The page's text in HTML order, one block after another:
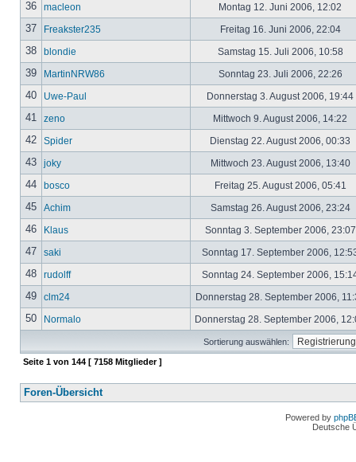
36 macleon Montag 12. Juni 2006, 12:02
37 Freakster235 Freitag 16. Juni 2006, 22:04
38 blondie Samstag 15. Juli 2006, 10:58
39 MartinNRW86 Sonntag 23. Juli 2006, 22:26
40 Uwe-Paul Donnerstag 3. August 2006, 19:44
41 zeno Mittwoch 9. August 2006, 14:22
42 Spider Dienstag 22. August 2006, 00:33
43 joky Mittwoch 23. August 2006, 13:40
44 bosco Freitag 25. August 2006, 05:41
45 Achim Samstag 26. August 2006, 23:24
46 Klaus Sonntag 3. September 2006,
47 saki Sonntag 17. September 2006,
48 rudolff Sonntag 24. September 2006,
49 clm24 Donnerstag 28. September 2006,
50 Normalo Donnerstag 28. September 2006,
Sortierung auswählen:
Seite 1 von 144 [ 7158 Mitglieder ]
Foren-Übersicht
Powered by
Deutsche